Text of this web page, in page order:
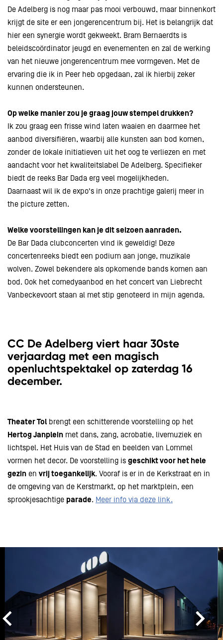
De Adelberg is nog maar pas mooi verbouwd, maar binnenkort
krijgt de site er een jongerencentrum bij. Het is belangrijk dat
hier een synergie wordt gekweekt. Bram Bernaerdts is
beleidscoördinator jeugd en evenementen en zal de werking
van het nieuwe jongerencentrum mee vormgeven. Met de
ervaring die ik in Peer heb opgedaan, zal ik hierbij zeker
kunnen ondersteunen.
Op welke manier zou je graag jouw stempel drukken?
Ik zou graag een frisse wind laten waaien en daarmee het
aanbod diversifiëren, waarbij alle kunsten aan bod komen,
zonder de lokale initiatieven uit het oog te verliezen en met
aandacht voor het kwaliteitslabel De Adelberg. Specifieker
biedt de reeks Bar Dada erg veel mogelijkheden.
Daarnaast wil ik de expo's in onze prachtige galerij meer in
the picture zetten.
Welke voorstellingen kan je dit seizoen aanraden.
De Bar Dada clubconcerten vind ik geweldig! Deze
concertenreeks biedt een podium aan jonge, muzikale
wolven. Zowel bekendere als opkomende bands komen aan
bod. Ook het comedyaanbod en het concert van Liebrecht
Vanbeckevoort staan al met stip genoteerd in mijn agenda.
CC De Adelberg viert haar 30ste
verjaardag met een magisch
openluchtspektakel op zaterdag 16
december.
Theater Tol brengt een schitterende voorstelling op het
Hertog Janplein met dans, zang, acrobatie, livemuziek en
lichtspel. Het Huis van de Stad en beelden van Lommel
vormen het decor. De voorstelling is geschikt voor het hele
gezin en vrij toegankelijk. Vooraf is er in de Kerkstraat en in
de omgeving van de Kerstmarkt, op het marktplein, een
sprookjesachtige parade. Meer info via deze link.
Inzoomen Inzoomen